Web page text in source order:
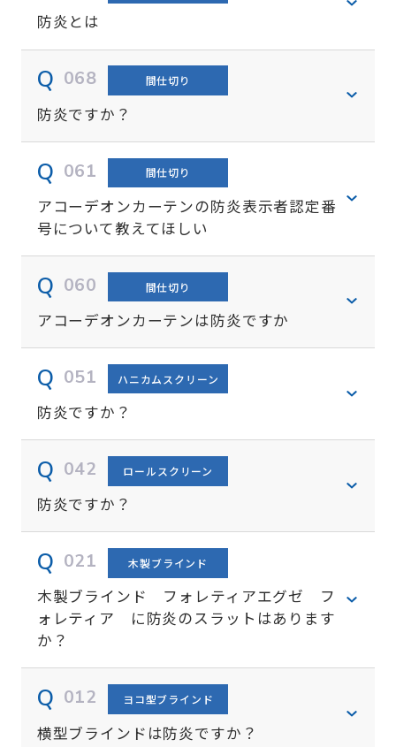
防炎とは
068 間仕切り
防炎ですか？
061 間仕切り
アコーデオンカーテンの防炎表示者認定番
号について教えてほしい
060 間仕切り
アコーデオンカーテンは防炎ですか
051 ハニカムスクリーン
防炎ですか？
042 ロールスクリーン
防炎ですか？
021 木製ブラインド
木製ブラインド フォレティアエグゼ フ
ォレティア に防炎のスラットはあります
か？
012 ヨコ型ブラインド
横型ブラインドは防炎ですか？